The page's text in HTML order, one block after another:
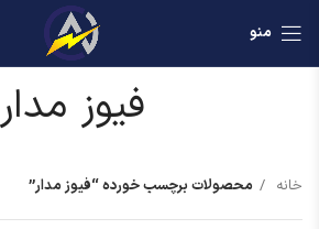
منو
فیوز مدار
خانه محصولات برچسب خورده “فیوز مدار”